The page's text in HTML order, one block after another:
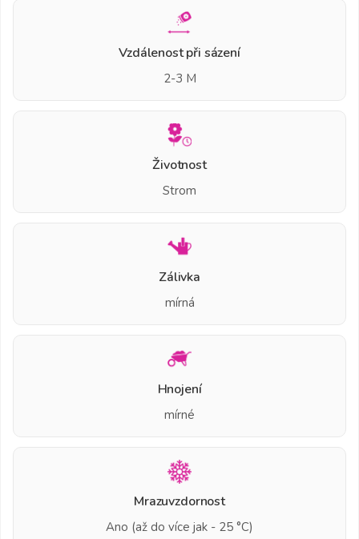
Vzdálenost při sázení
2-3 M
Životnost
Strom
Zálivka
mírná
Hnojení
mírné
Mrazuvzdornost
Ano (až do více jak - 25 °C)